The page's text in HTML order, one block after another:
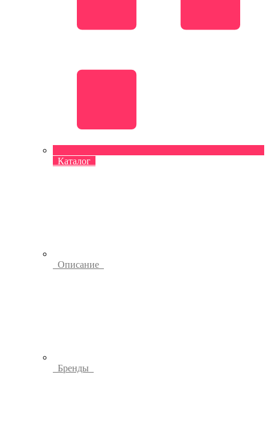
Каталог
Описание
Бренды